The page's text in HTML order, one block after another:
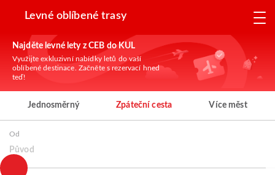
Levné oblíbené trasy
Najděte levné lety z CEB do KUL
Využijte exkluzivní nabídky letů do vaší
oblíbené destinace. Začněte s rezervací hned
teď!
Jednosměrný Zpáteční cesta Více měst
Od
Původ